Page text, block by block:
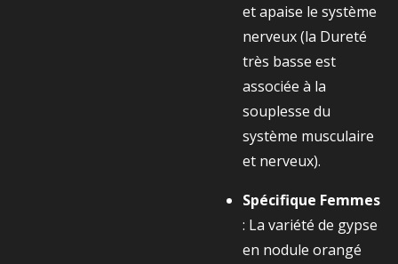
et apaise le système
nerveux (la Dureté
très basse est
associée à la
souplesse du
système musculaire
et nerveux).
Spécifique Femmes
: La variété de gypse
en nodule orangé